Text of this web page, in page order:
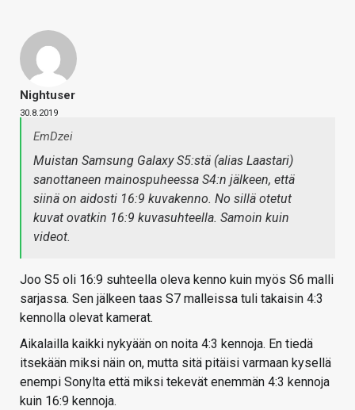
Nightuser
30.8.2019
EmDzei
Muistan Samsung Galaxy S5:stä (alias Laastari)
sanottaneen mainospuheessa S4:n jälkeen, että
siinä on aidosti 16:9 kuvakenno. No sillä otetut
kuvat ovatkin 16:9 kuvasuhteella. Samoin kuin
videot.
Joo S5 oli 16:9 suhteella oleva kenno kuin myös S6 malli
sarjassa. Sen jälkeen taas S7 malleissa tuli takaisin 4:3
kennolla olevat kamerat.
Aikalailla kaikki nykyään on noita 4:3 kennoja. En tiedä
itsekään miksi näin on, mutta sitä pitäisi varmaan kysellä
enempi Sonylta että miksi tekevät enemmän 4:3 kennoja
kuin 16:9 kennoja.